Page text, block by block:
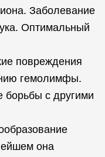
Заболевание
Оптимальный
повреждения
гемолимфы.
борьбы с другими
она